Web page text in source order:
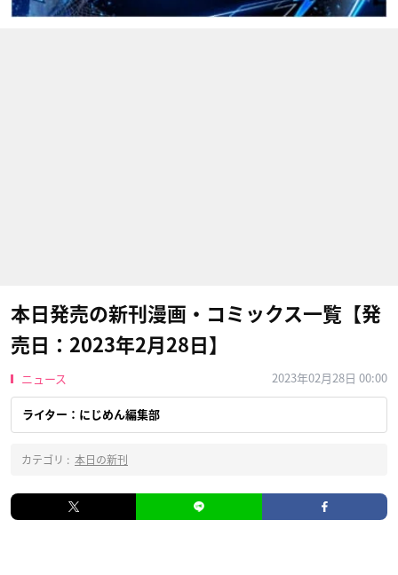
本日発売の新刊漫画・コミックス一覧【発
売日：2023年2月28日】
ニュース 2023年02月28日 00:00
ライター：にじめん編集部
カテゴリ : 本日の新刊